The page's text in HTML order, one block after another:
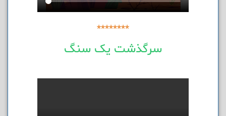
********
سرگذشت یک سنگ